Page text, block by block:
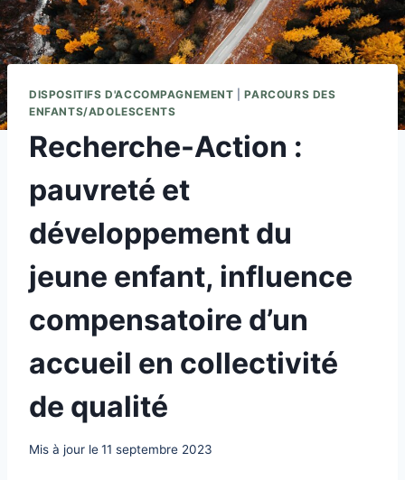
DISPOSITIFS D'ACCOMPAGNEMENT |PARCOURS DES
ENFANTS/ADOLESCENTS
Recherche-Action :
pauvreté et
développement du
jeune enfant, influence
compensatoire d’un
accueil en collectivité
de qualité
Mis à jour le11 septembre 2023